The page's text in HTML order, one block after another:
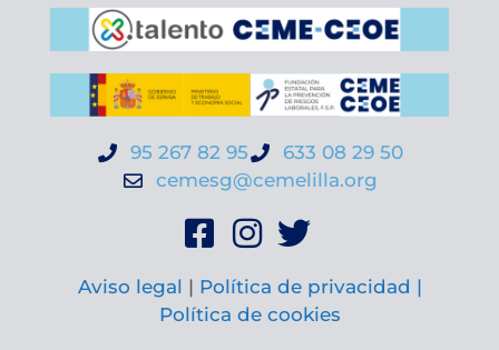
95 267 82 95
633 08 29 50
cemesg@cemelilla.org
Aviso legal | Política de privacidad |
Política de cookies